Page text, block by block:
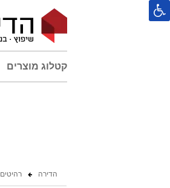
קטלוג מוצרים
הדירה רהיטים